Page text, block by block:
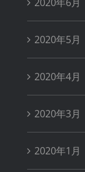
2020年5月
2020年4月
2020年3月
2020年1月